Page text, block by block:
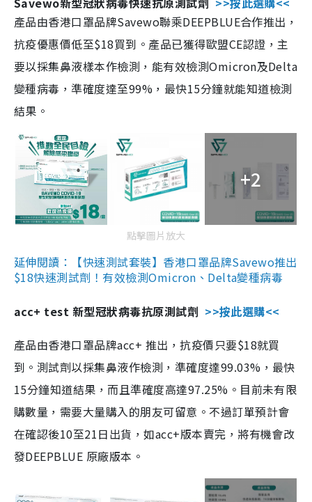
產品由香港口罩品牌Savewo聯乘DEEPBLUE合作推出，
抗疫優惠價低至$18買到。產品已獲得歐盟CE認證，主
要以採集鼻液樣本作檢測，能有效檢測Omicron及Delta
變種病毒，準確度達至99%，最快15分鐘就能知道檢測
結果。
+2
點擊圖片放大
延伸閱讀：【快速測試套裝】香港口罩品牌Savewo推出
$18快速測試劑！有效檢測Omicron、Delta變種病毒
acc+ test 新型冠狀病毒抗原測試劑 >>按此選購<<
產品由香港口罩品牌acc+ 推出，抗疫價只要$18就買
到。測試劑以採集鼻液作檢測，準確度達99.03%，最快
15分鐘知道結果，而且準確度高達97.25%。目前未有限
購數量，需要大量購入的朋友可留意。不過訂單預計會
在確認後10至21日出貨，如acc+版本賣完，將有機會改
發DEEPBLUE 原廠版本。